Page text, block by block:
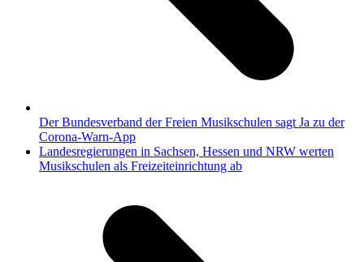
Der Bundesverband der Freien Musikschulen sagt Ja zu der
Corona-Warn-App
Nächster
Beitrag:
Landesregierungen in Sachsen, Hessen und NRW werten
Musikschulen als Freizeiteinrichtung ab